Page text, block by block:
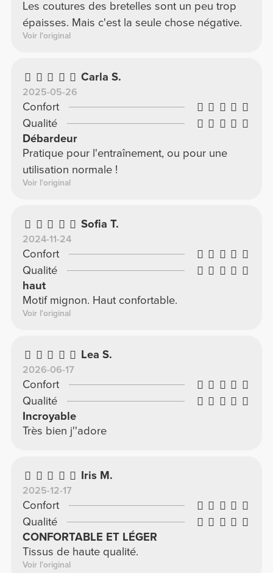
Les coutures des bretelles sont un peu trop
épaisses. Mais c'est la seule chose négative.
Voir l'original
Carla S.
2025-05-26
Confort
Qualité
Débardeur
Pratique pour l'entraînement, ou pour une
utilisation normale !
Voir l'original
Sofia T.
2024-11-24
Confort
Qualité
haut
Motif mignon. Haut confortable.
Voir l'original
Lea S.
2026-06-17
Confort
Qualité
Incroyable
Très bien j''adore
Iris M.
2025-12-17
Confort
Qualité
CONFORTABLE ET LÉGER
Tissus de haute qualité.
Voir l'original